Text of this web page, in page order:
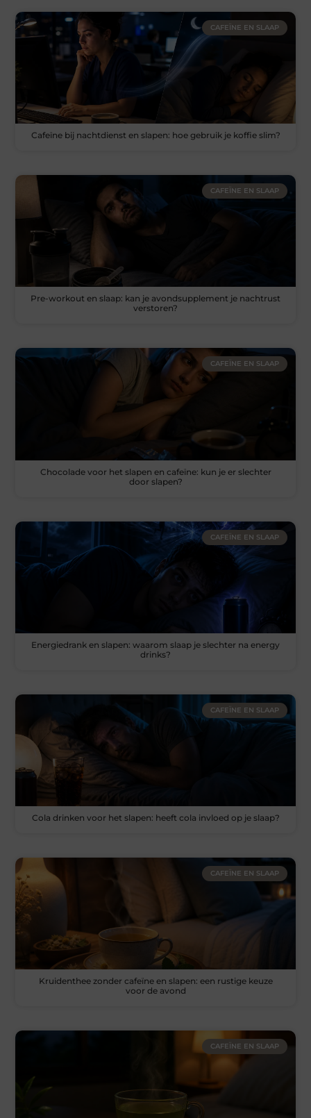
CAFEÏNE EN SLAAP
Cafeïne bij nachtdienst en slapen: hoe gebruik je koffie slim?
CAFEÏNE EN SLAAP
Pre-workout en slaap: kan je avondsupplement je nachtrust
verstoren?
CAFEÏNE EN SLAAP
Chocolade voor het slapen en cafeïne: kun je er slechter
door slapen?
CAFEÏNE EN SLAAP
Energiedrank en slapen: waarom slaap je slechter na energy
drinks?
CAFEÏNE EN SLAAP
Cola drinken voor het slapen: heeft cola invloed op je slaap?
CAFEÏNE EN SLAAP
Kruidenthee zonder cafeïne en slapen: een rustige keuze
voor de avond
CAFEÏNE EN SLAAP